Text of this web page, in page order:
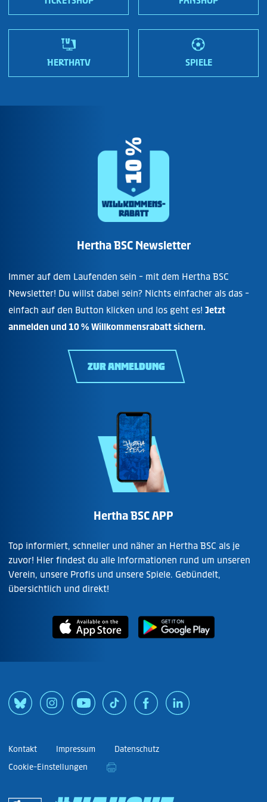
HERTHATV SPIELE
Hertha BSC Newsletter
Immer auf dem Laufenden sein - mit dem Hertha BSC
Newsletter! Du willst dabei sein? Nichts einfacher als das -
einfach auf den Button klicken und los geht es! Jetzt
anmelden und 10 % Willkommensrabatt sichern.
ZUR ANMELDUNG
Hertha BSC APP
Top informiert, schneller und näher an Hertha BSC als je
zuvor! Hier findest du alle Informationen rund um unseren
Verein, unsere Profis und unsere Spiele. Gebündelt,
übersichtlich und direkt!
Kontakt Impressum
Datenschutz
Cookie-Einstellungen